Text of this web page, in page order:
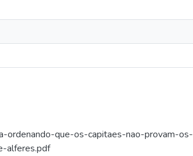
ordenando-que-os-capitaes-nao-provam-os-
alferes.pdf